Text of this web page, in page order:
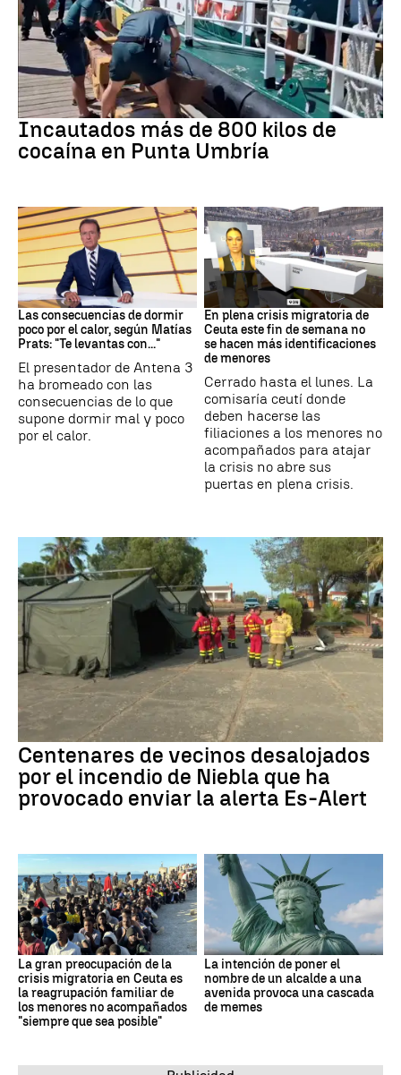
Tráfico de drogas
Incautados más de 800 kilos de
cocaína en Punta Umbría
Las consecuencias de dormir
poco por el calor, según Matías
Prats: "Te levantas con..."
El presentador de Antena 3
ha bromeado con las
consecuencias de lo que
supone dormir mal y poco
por el calor.
Crisis en Ceuta
En plena crisis migratoria de
Ceuta este fin de semana no
se hacen más identificaciones
de menores
Cerrado hasta el lunes. La
comisaría ceutí donde
deben hacerse las
filiaciones a los menores no
acompañados para atajar
la crisis no abre sus
puertas en plena crisis.
Centenares de vecinos desalojados
por el incendio de Niebla que ha
provocado enviar la alerta Es-Alert
La gran preocupación de la
crisis migratoria en Ceuta es
la reagrupación familiar de
los menores no acompañados
"siempre que sea posible"
La intención de poner el
nombre de un alcalde a una
avenida provoca una cascada
de memes